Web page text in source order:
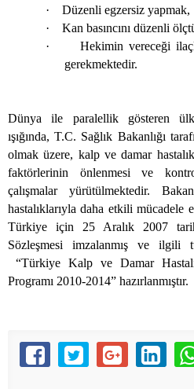
·
Düzenli egzersiz yapmak,
·
Kan basıncını düzenli
·
Hekimin vereceği
gerekmektedir.
Dünya ile paralellik gösteren
ışığında, T.C. Sağlık Bakanlığı
olmak üzere, kalp ve damar
faktörlerinin önlenmesi ve
çalışmalar yürütülmektedir.
hastalıklarıyla daha etkili mücadele
Türkiye için 25 Aralık 2007
Sözleşmesi imzalanmış ve ilgili
“Türkiye Kalp ve Damar
Programı 2010-2014” hazırlanmıştır.